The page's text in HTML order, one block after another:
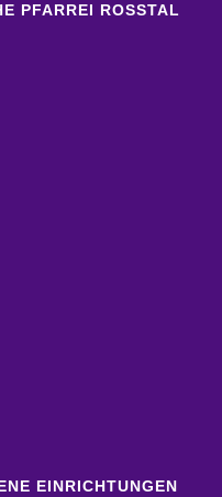
PFARREI ROSSTAL
EINRICHTUNGEN